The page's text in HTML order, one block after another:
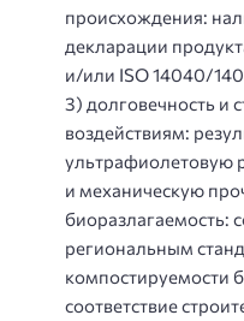
происхождения:
декларации
и/или ISO 14040/
3) долговечность и
воздействиям:
ультрафиолетовую
и механическую
биоразлагаемость:
региональным
компостируемости
соответствие